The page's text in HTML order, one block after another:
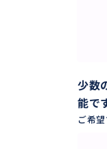
少数
能で
ご希